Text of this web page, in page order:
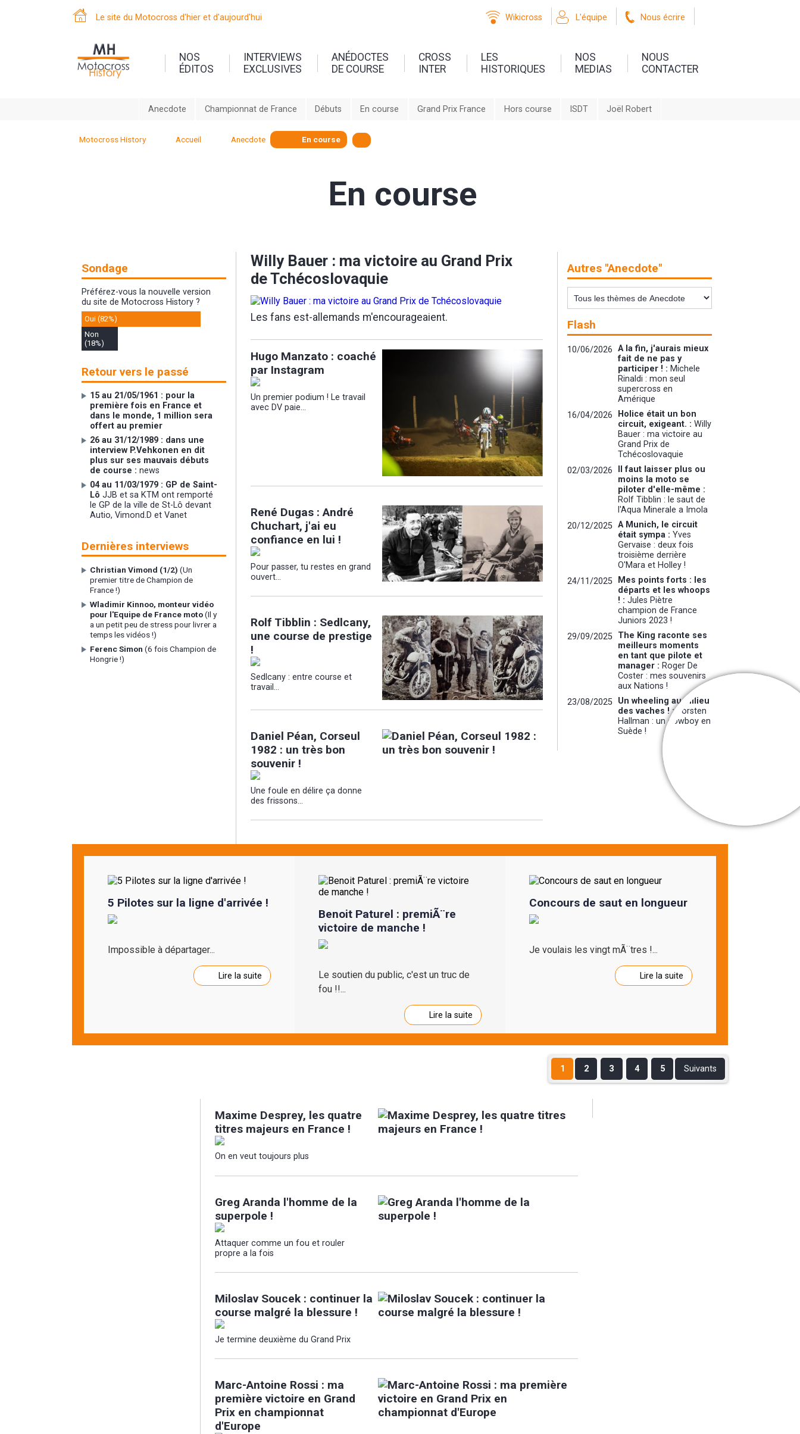
Le site du Motocross d'hier et d'aujourd'hui Wikicross L'équipe Nous écrire
NOS
ÉDITOS
INTERVIEWS
EXCLUSIVES
ANÉDOCTES
DE COURSE
CROSS
INTER
LES
HISTORIQUES
NOS
MEDIAS
NOUS
CONTACTER
Anecdote Championnat de France Débuts En course Grand Prix France Hors course ISDT Joël Robert
Motocross History Accueil Anecdote En course
En course
Sondage
Préférez-vous la nouvelle version
du site de Motocross History ?
Oui (82%)
Non
(18%)
Retour vers le passé
15 au 21/05/1961 : pour la
première fois en France et
dans le monde, 1 million sera
offert au premier
26 au 31/12/1989 : dans une
interview P.Vehkonen en dit
plus sur ses mauvais débuts
de course :news
04 au 11/03/1979 : GP de Saint-
Lô JJB et sa KTM ont remporté
le GP de la ville de St-Lô devant
Autio, Vimond.D et Vanet
Dernières interviews
Christian Vimond (1/2) (Un
premier titre de Champion de
France !)
Wladimir Kinnoo, monteur vidéo
pour l'Equipe de France moto(Il y
a un petit peu de stress pour livrer a
temps les vidéos !)
Ferenc Simon (6 fois Champion de
Hongrie !)
Willy Bauer : ma victoire au Grand Prix
de Tchécoslovaquie
Les fans est-allemands m'encourageaient.
Hugo Manzato : coaché
par Instagram
Un premier podium ! Le travail
avec DV paie...
René Dugas : André
Chuchart, j'ai eu
confiance en lui !
Pour passer, tu restes en grand
ouvert...
Rolf Tibblin : Sedlcany,
une course de prestige
!
Sedlcany : entre course et
travail...
Daniel Péan, Corseul
1982 : un très bon
souvenir !
Une foule en délire ça donne
des frissons...
Autres "Anecdote"
Flash
10/06/2026
A la fin, j'aurais mieux
fait de ne pas y
participer ! : Michele
Rinaldi : mon seul
supercross en
Amérique
16/04/2026
Holice était un bon
circuit, exigeant. :Willy
Bauer : ma victoire au
Grand Prix de
Tchécoslovaquie
02/03/2026
Il faut laisser plus ou
moins la moto se
piloter d'elle-même :
Rolf Tibblin : le saut de
l'Aqua Minerale a Imola
20/12/2025 A Munich, le circuit
était sympa :Yves
Gervaise : deux fois
troisième derrière
O'Mara et Holley !
24/11/2025
Mes points forts : les
départs et les whoops
! :Jules Piètre
champion de France
Juniors 2023 !
29/09/2025 The King raconte ses
meilleurs moments
en tant que pilote et
manager : Roger De
Coster : mes souvenirs
aux Nations !
23/08/2025 Un wheeling au milieu
des vaches ! : Torsten
Hallman : un cowboy en
Suède !
5 Pilotes sur la ligne d'arrivée !
Impossible à départager...
Lire la suite
Benoit Paturel : premiÃ¨re
victoire de manche !
Le soutien du public, c'est un truc de
fou !!...
Lire la suite
Concours de saut en longueur
Je voulais les vingt mÃ¨tres !...
Lire la suite
1 2 3 4 5 Suivants
Maxime Desprey, les quatre
titres majeurs en France !
On en veut toujours plus
Greg Aranda l'homme de la
superpole !
Attaquer comme un fou et rouler
propre a la fois
Miloslav Soucek : continuer la
course malgré la blessure !
Je termine deuxième du Grand Prix
Marc-Antoine Rossi : ma
première victoire en Grand
Prix en championnat
d'Europe